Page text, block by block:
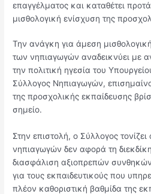
επαγγέλματος και καταθέτει
μισθολογική ενίσχυση της
Την ανάγκη για άμεση
των νηπιαγωγών αναδεικνύει με
την πολιτική ηγεσία του
Σύλλογος Νηπιαγωγών,
της προσχολικής εκπαίδευσης
σημείο.
Στην επιστολή, ο Σύλλογος τονίζει
νηπιαγωγών δεν αφορά τη
διασφάλιση αξιοπρεπών
για τους εκπαιδευτικούς που
πλέον καθοριστική βαθμίδα της